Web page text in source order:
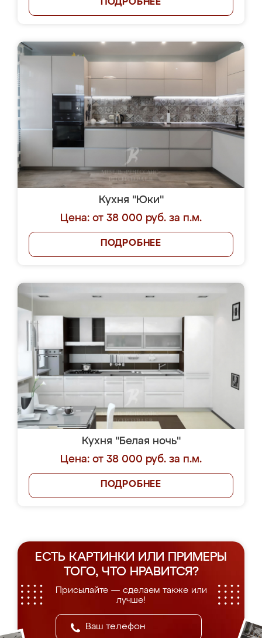
ПОДРОБНЕЕ
Кухня "Юки"
Цена: от 38 000 руб. за п.м.
ПОДРОБНЕЕ
Кухня "Белая ночь"
Цена: от 38 000 руб. за п.м.
ПОДРОБНЕЕ
ЕСТЬ КАРТИНКИ ИЛИ ПРИМЕРЫ
ТОГО, ЧТО НРАВИТСЯ?
Присылайте — сделаем также или
лучше!